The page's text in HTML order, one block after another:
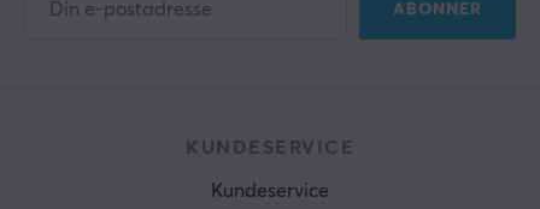
ABONNER
KUNDESERVICE
Kundeservice